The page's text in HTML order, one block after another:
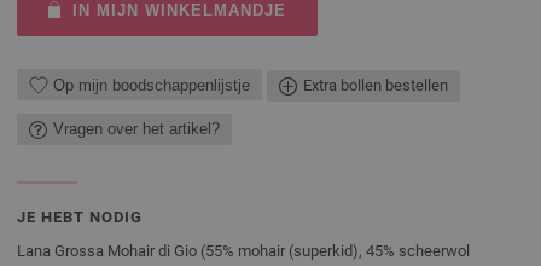
IN MIJN WINKELMANDJE
Op mijn boodschappenlijstje Extra bollen bestellen
Vragen over het artikel?
JE HEBT NODIG
Lana Grossa Mohair di Gio (55% mohair (superkid), 45% scheerwol